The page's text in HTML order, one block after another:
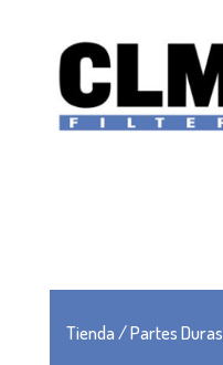
Tienda/Partes Duras